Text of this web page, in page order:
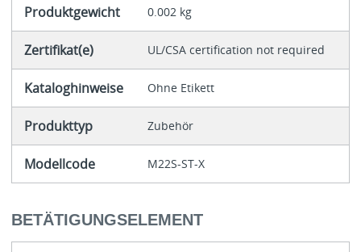
Produktgewicht 0.002 kg
Zertifikat(e) UL/CSA certification not required
Kataloghinweise Ohne Etikett
Produkttyp Zubehör
Modellcode M22S-ST-X
BETÄTIGUNGSELEMENT